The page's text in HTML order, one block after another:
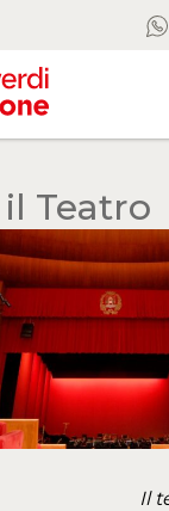
Teatro
Il